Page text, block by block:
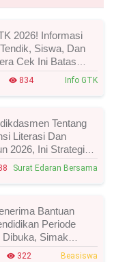
2026! Informasi
Siswa, Dan
Cek Ini Batas
834 Info GTK
Tentang
Literasi Dan
2026, Ini Strategi
Surat Edaran Bersama
Bantuan
Periode
Simak
322 Beasiswa